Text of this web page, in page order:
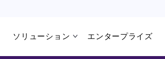
ソリューション エンタープライズ